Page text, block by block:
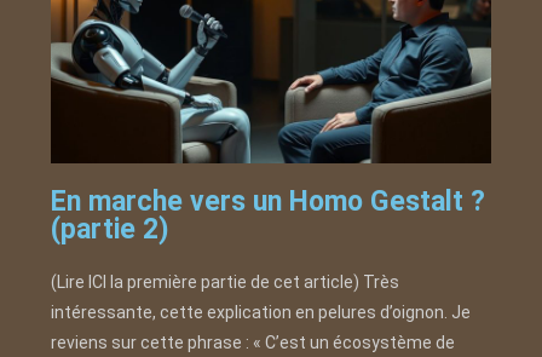
En marche vers un Homo Gestalt ?
(partie 2)
(Lire ICI la première partie de cet article) Très
intéressante, cette explication en pelures d’oignon. Je
reviens sur cette phrase : « C’est un écosystème de